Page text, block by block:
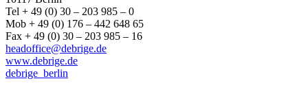
Tel + 49 (0) 30 – 203 985 – 0
Mob + 49 (0) 176 – 442 648 65
Fax + 49 (0) 30 – 203 985 – 16
headoffice@debrige.de
www.debrige.de
debrige_berlin